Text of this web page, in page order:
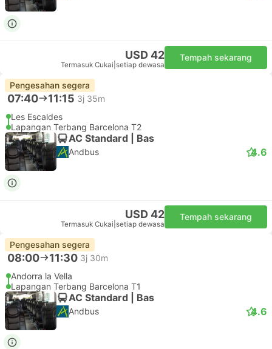
USD 42
Termasuk Cukai setiap dewasa
Tempah sekarang
Pengesahan segera
07:40 11:15 3j 35m
Les Escaldes
Lapangan Terbang Barcelona T2
AC Standard | Bas
Andbus 4.6
USD 42
Termasuk Cukai setiap dewasa
Tempah sekarang
Pengesahan segera
08:00 11:30 3j 30m
Andorra la Vella
Lapangan Terbang Barcelona T1
AC Standard | Bas
Andbus 4.6